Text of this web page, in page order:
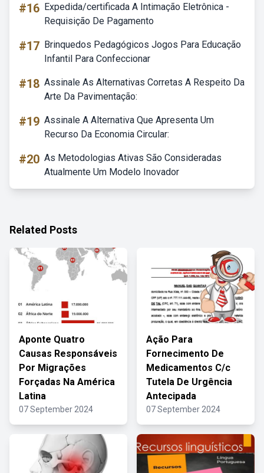
#16 Expedida/certificada A Intimação Eletrônica -
Requisição De Pagamento
#17 Brinquedos Pedagógicos Jogos Para Educação
Infantil Para Confeccionar
#18 Assinale As Alternativas Corretas A Respeito Da
Arte Da Pavimentação:
#19 Assinale A Alternativa Que Apresenta Um
Recurso Da Economia Circular:
#20 As Metodologias Ativas São Consideradas
Atualmente Um Modelo Inovador
Related Posts
Aponte Quatro
Causas Responsáveis
Por Migrações
Forçadas Na América
Latina
07 September 2024
Ação Para
Fornecimento De
Medicamentos C/c
Tutela De Urgência
Antecipada
07 September 2024